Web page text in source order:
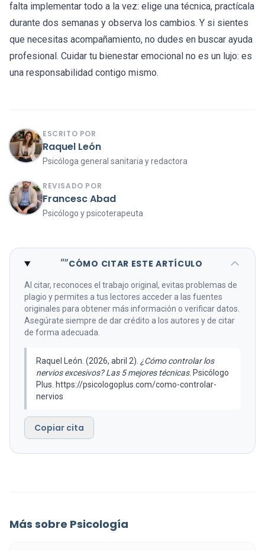
falta implementar todo a la vez: elige una técnica, practícala
durante dos semanas y observa los cambios. Y si sientes
que necesitas acompañamiento, no dudes en buscar ayuda
profesional. Cuidar tu bienestar emocional no es un lujo: es
una responsabilidad contigo mismo.
ESCRITO POR
Raquel León
Psicóloga general sanitaria y redactora
REVISADO POR
Francesc Abad
Psicólogo y psicoterapeuta
“”CÓMO CITAR ESTE ARTÍCULO
Al citar, reconoces el trabajo original, evitas problemas de
plagio y permites a tus lectores acceder a las fuentes
originales para obtener más información o verificar datos.
Asegúrate siempre de dar crédito a los autores y de citar
de forma adecuada.
Raquel León. (2026, abril 2). ¿Cómo controlar los
nervios excesivos? Las 5 mejores técnicas. Psicólogo
Plus. https://psicologoplus.com/como-controlar-
nervios
Copiar cita
Más sobre Psicología